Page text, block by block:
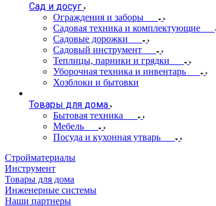
Сад и досуг
Ограждения и заборы
Садовая техника и комплектующие
Садовые дорожки
Садовый инструмент
Теплицы, парники и грядки
Уборочная техника и инвентарь
Хозблоки и бытовки
Товары для дома
Бытовая техника
Мебель
Посуда и кухонная утварь
Стройматериалы
Инструмент
Товары для дома
Инженерные системы
Наши партнеры